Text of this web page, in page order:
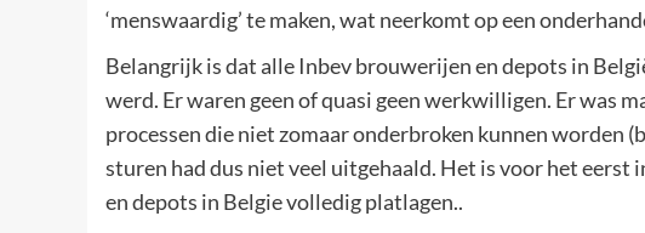
‘menswaardig’ te maken, wat neerkomt op een
Belangrijk is dat alle Inbev brouwerijen en depots in
werd. Er waren geen of quasi geen werkwilligen. Er was
processen die niet zomaar onderbroken kunnen worden
sturen had dus niet veel uitgehaald. Het is voor het
en depots in Belgie volledig platlagen..